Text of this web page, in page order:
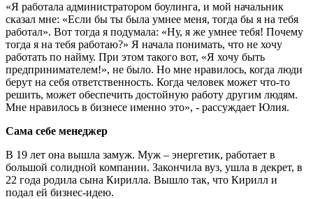
«Я работала администратором боулинга, и мой начальник
сказал мне: «Если бы ты была умнее меня, тогда бы я на тебя
работал». Вот тогда я подумала: «Ну, я же умнее тебя! Почему
тогда я на тебя работаю?» Я начала понимать, что не хочу
работать по найму. При этом такого вот, «Я хочу быть
предпринимателем!», не было. Но мне нравилось, когда люди
берут на себя ответственность. Когда человек может что-то
решить, может обеспечить достойную работу другим людям.
Мне нравилось в бизнесе именно это», - рассуждает Юлия.
Сама себе менеджер
В 19 лет она вышла замуж. Муж – энергетик, работает в
большой солидной компании. Закончила вуз, ушла в декрет, в
22 года родила сына Кирилла. Вышло так, что Кирилл и
подал ей бизнес-идею.